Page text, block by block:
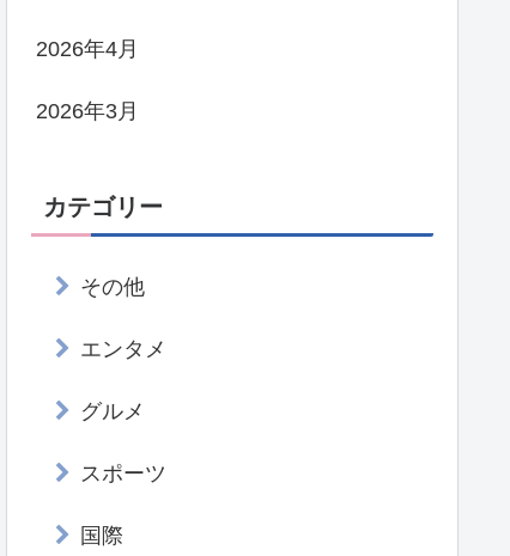
2026年4月
2026年3月
カテゴリー
その他
エンタメ
グルメ
スポーツ
国際